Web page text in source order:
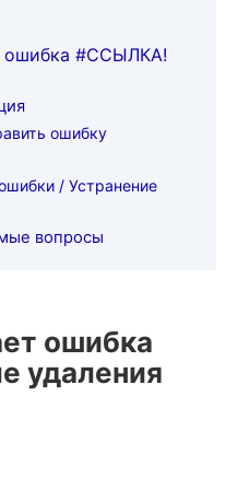
ошибка #ССЫЛКА!
ошибку
/ Устранение
вопросы
ошибка
удаления